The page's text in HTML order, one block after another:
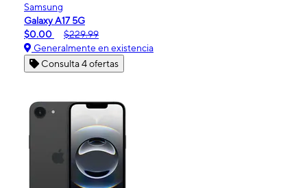
Samsung
Galaxy A17 5G
$0.00
$229.99
Generalmente en existencia
Consulta 4 ofertas